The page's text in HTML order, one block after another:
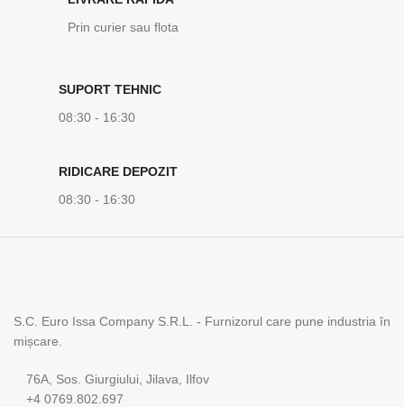
Prin curier sau flota
SUPORT TEHNIC
08:30 - 16:30
RIDICARE DEPOZIT
08:30 - 16:30
S.C. Euro Issa Company S.R.L. - Furnizorul care pune industria în
mișcare.
76A, Sos. Giurgiului, Jilava, Ilfov
+4 0769.802.697